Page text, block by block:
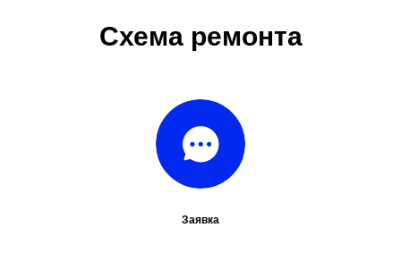
Схема ремонта
Заявка